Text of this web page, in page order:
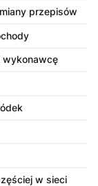
przepisów
wykonawcę
w sieci